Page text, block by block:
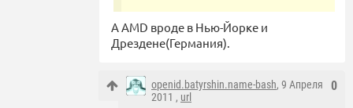
А AMD вроде в Нью-Йорке и
Дрездене(Германия).
0
openid.batyrshin.name-bash, 9 Апреля
2011 , url